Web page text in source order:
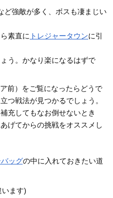
ど強敵が多く、ボスも凄まじい
素直に トレジャータウンに引
う。かなり楽になるはずで
ア前）をご覧になったらどうで
つ戦法が見つかるでしょう。
充してもなお倒せないとき
げてからの挑戦をオススメし
バッグの中に入れておきたい道
ます)